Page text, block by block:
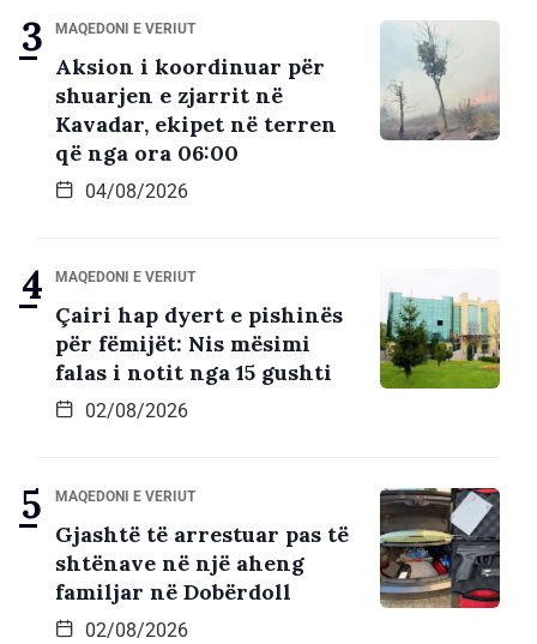
MAQEDONI E VERIUT
Aksion i koordinuar për
shuarjen e zjarrit në
Kavadar, ekipet në terren
që nga ora 06:00
04/08/2026
MAQEDONI E VERIUT
Çairi hap dyert e pishinës
për fëmijët: Nis mësimi
falas i notit nga 15 gushti
02/08/2026
MAQEDONI E VERIUT
Gjashtë të arrestuar pas të
shtënave në një aheng
familjar në Dobërdoll
02/08/2026